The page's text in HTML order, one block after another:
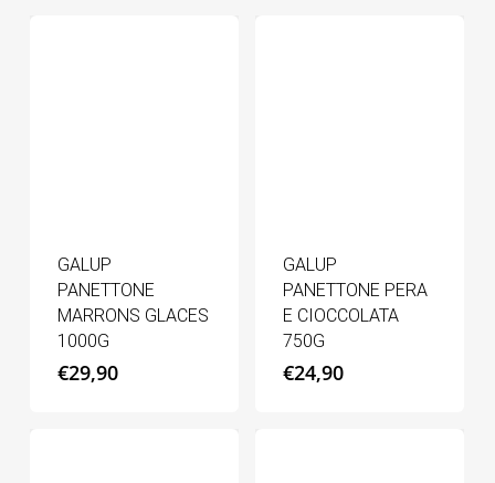
GALUP
PANETTONE
MARRONS GLACES
1000G
€29,90
GALUP
PANETTONE PERA
E CIOCCOLATA
750G
€24,90